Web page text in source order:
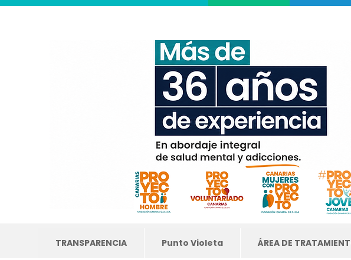
TRANSPARENCIA Punto Violeta ÁREA DE